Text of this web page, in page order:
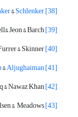
[38]
&Schlenker
[39]
[40]
[41]
&Aljughaiman
[42]
[43]